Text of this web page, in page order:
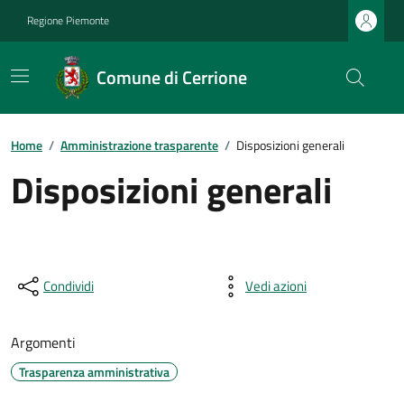
Regione Piemonte
Comune di Cerrione
Home / Amministrazione trasparente / Disposizioni generali
Disposizioni generali
Condividi Vedi azioni
Argomenti
Trasparenza amministrativa